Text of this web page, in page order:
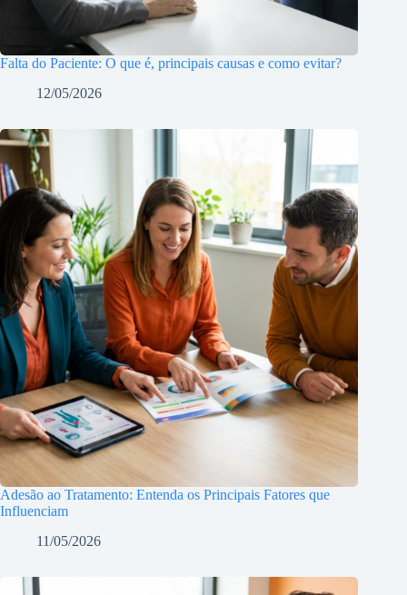
Falta do Paciente: O que é, principais causas e como evitar?
12/05/2026
Adesão ao Tratamento: Entenda os Principais Fatores que
Influenciam
11/05/2026